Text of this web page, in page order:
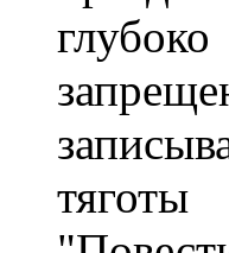
тяготы